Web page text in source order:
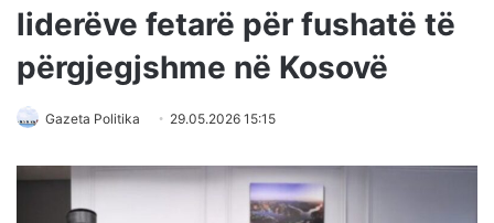
liderëve fetarë për fushatë të
përgjegjshme në Kosovë
Gazeta Politika 29.05.2026 15:15